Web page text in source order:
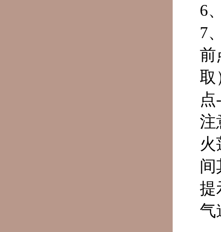
6
7
前
取
注
间
提
气